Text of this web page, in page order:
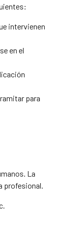
intervienen
en el
para
La
profesional.